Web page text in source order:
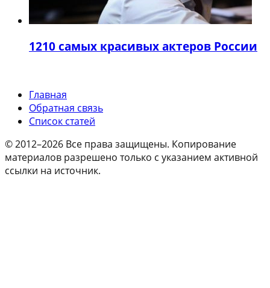
1210 самых красивых актеров России
Главная
Обратная связь
Список статей
© 2012–2026 Все права защищены. Копирование
материалов разрешено только с указанием активной
ссылки на источник.